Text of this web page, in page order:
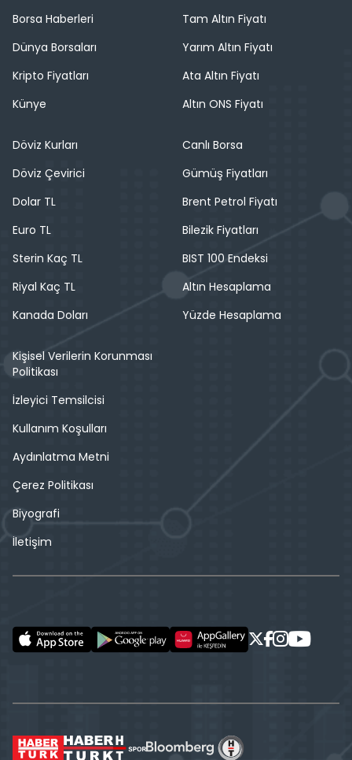
Borsa Haberleri
Dünya Borsaları
Kripto Fiyatları
Künye
Tam Altın Fiyatı
Yarım Altın Fiyatı
Ata Altın Fiyatı
Altın ONS Fiyatı
Döviz Kurları
Döviz Çevirici
Dolar TL
Euro TL
Sterin Kaç TL
Riyal Kaç TL
Kanada Doları
Canlı Borsa
Gümüş Fiyatları
Brent Petrol Fiyatı
Bilezik Fiyatları
BIST 100 Endeksi
Altın Hesaplama
Yüzde Hesaplama
Kişisel Verilerin Korunması
Politikası
İzleyici Temsilcisi
Kullanım Koşulları
Aydınlatma Metni
Çerez Politikası
Biyografi
İletişim